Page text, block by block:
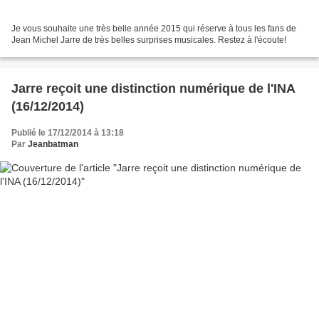
Je vous souhaite une très belle année 2015 qui réserve à tous les fans de
Jean Michel Jarre de très belles surprises musicales. Restez à l'écoute!
Jarre reçoit une distinction numérique de l'INA
(16/12/2014)
Publié le 17/12/2014 à 13:18
Par Jeanbatman